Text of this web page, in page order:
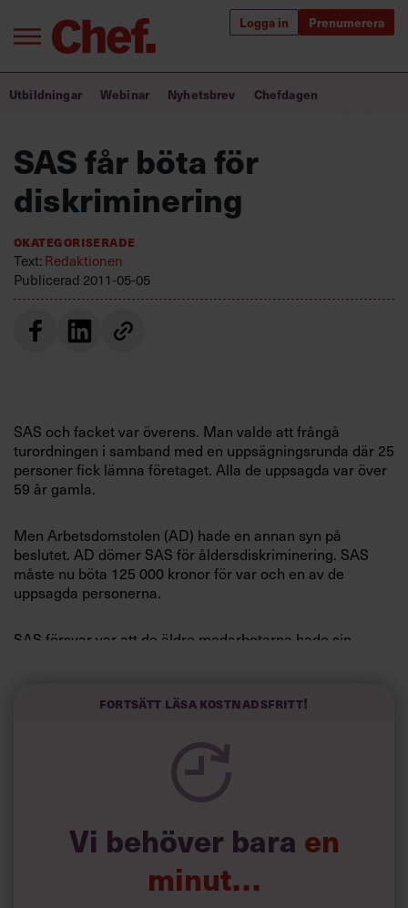
Logga in Prenumerera
Annonsera
Villkor och policy för
personuppgiftsbehandling
Sök
Bra ledare förändrar världen
Utbildning för ledare
Chefakademin+
Populära utbildningar
Utbildningar Webinar Nyhetsbrev Chefdagen
SAS får böta för
diskriminering
Okategoriserade
Text: Redaktionen
Publicerad 2011-05-05
SAS och facket var överens. Man valde att frångå
turordningen i samband med en uppsägningsrunda där 25
personer fick lämna företaget. Alla de uppsagda var över
59 år gamla.
Men Arbetsdomstolen (AD) hade en annan syn på
beslutet. AD dömer SAS för åldersdiskriminering. SAS
måste nu böta 125 000 kronor för var och en av de
uppsagda personerna.
SAS försvar var att de äldre medarbetarna hade sin
Fortsätt läsa kostnadsfritt!
Vi behöver bara en
minut…